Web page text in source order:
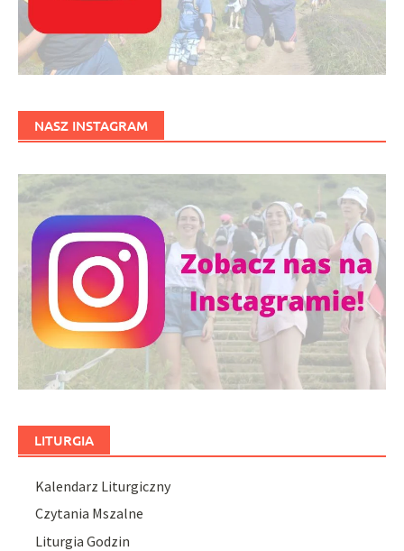
NASZ INSTAGRAM
LITURGIA
Kalendarz Liturgiczny
Czytania Mszalne
Liturgia Godzin